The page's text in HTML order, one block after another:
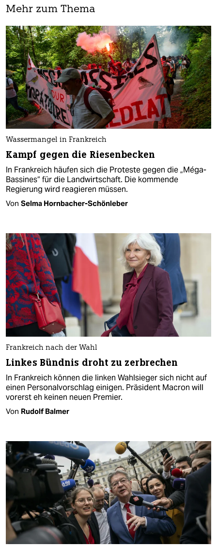
Mehr zum Thema
Wassermangel in Frankreich
Kampf gegen die Riesenbecken
In Frankreich häufen sich die Proteste gegen die „Méga-
Bassines“ für die Landwirtschaft. Die kommende
Regierung wird reagieren müssen.
Von Selma Hornbacher-Schönleber
Frankreich nach der Wahl
Linkes Bündnis droht zu zerbrechen
In Frankreich können die linken Wahlsieger sich nicht auf
einen Personalvorschlag einigen. Präsident Macron will
vorerst eh keinen neuen Premier.
Von Rudolf Balmer